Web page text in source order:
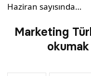
Haziran sayısında…
Marketing